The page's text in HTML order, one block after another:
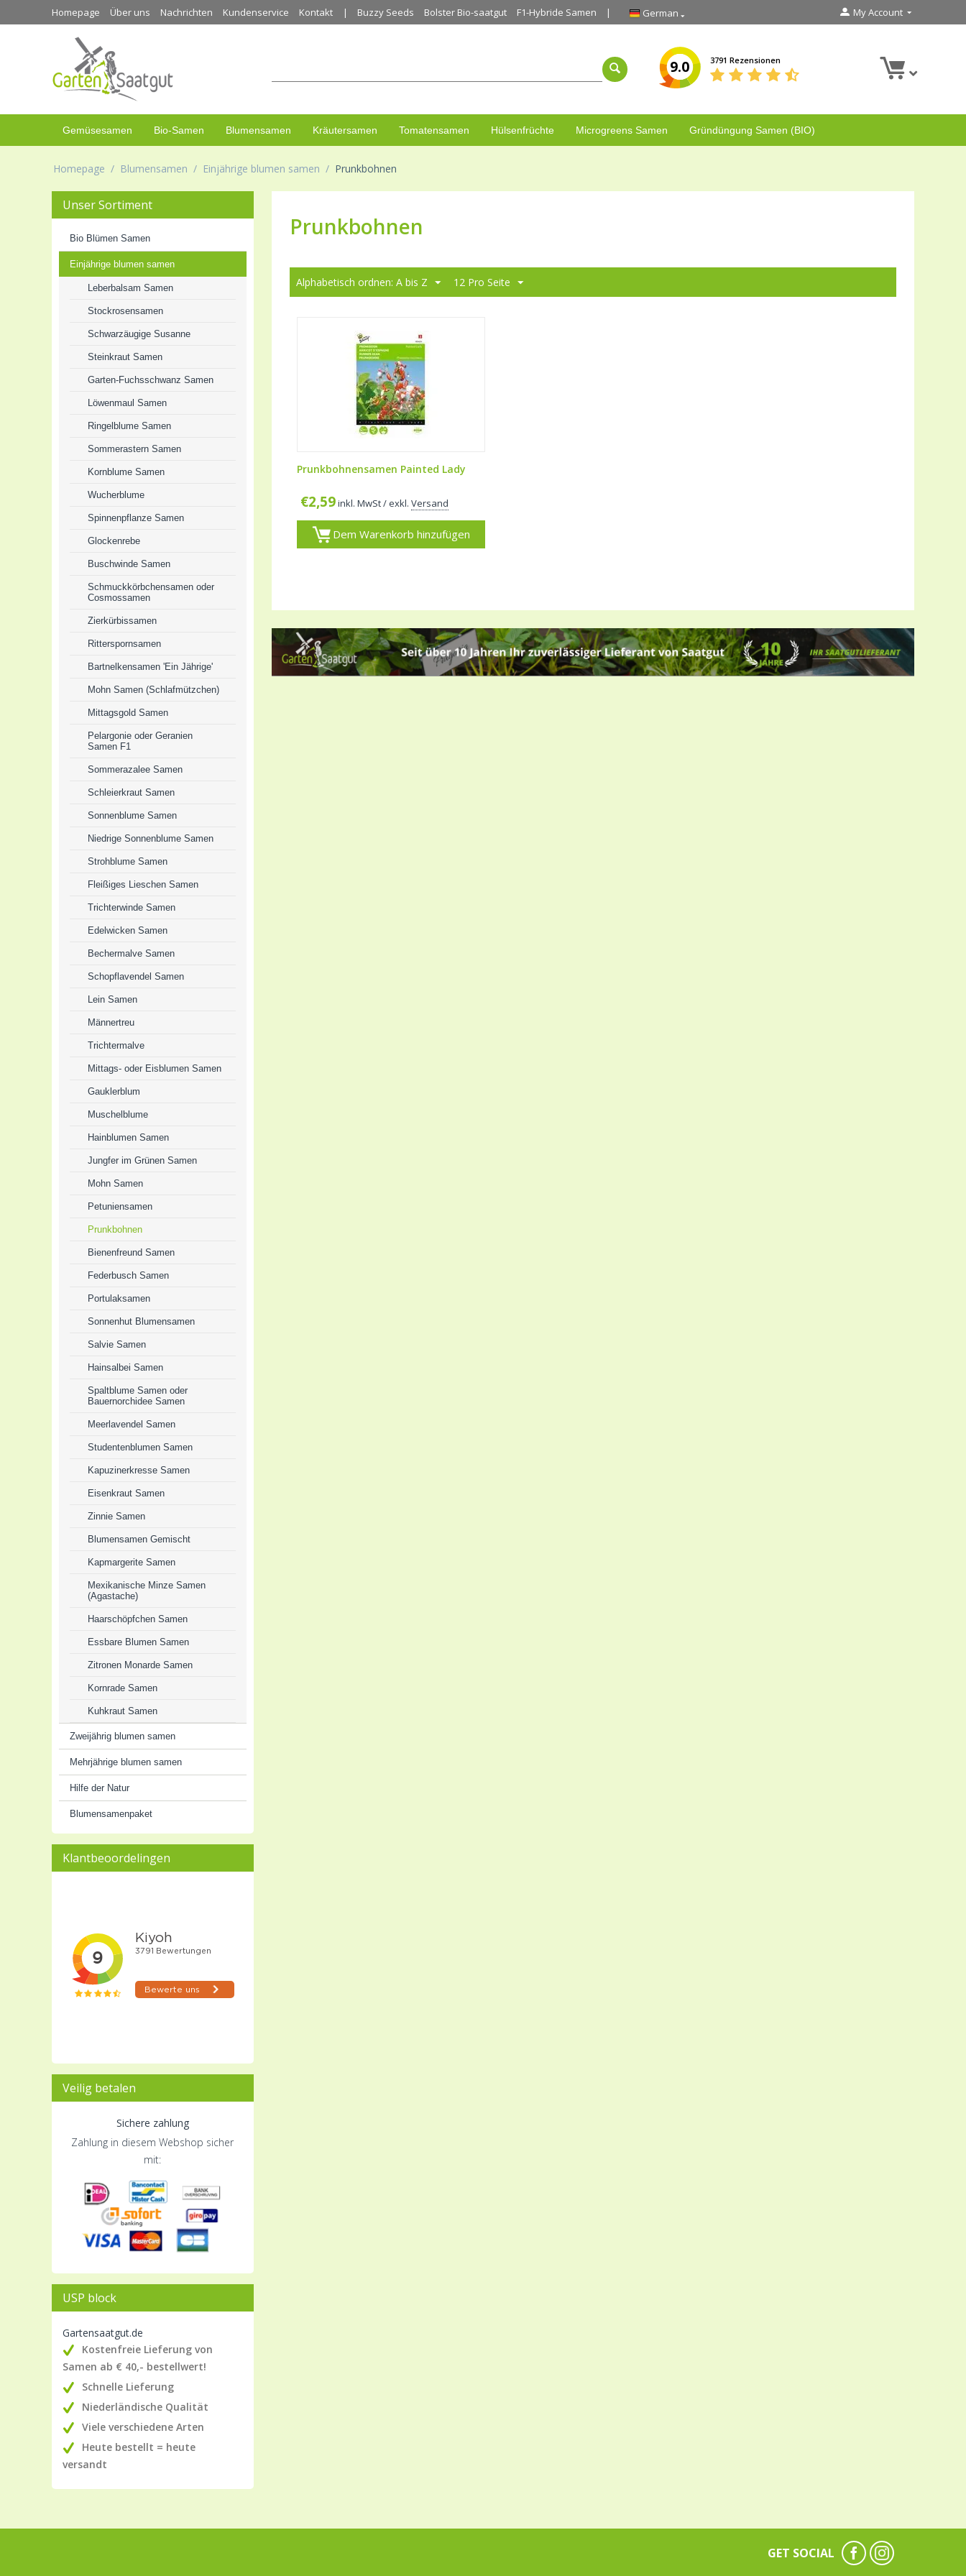
Homepage Über uns Nachrichten Kundenservice Kontakt Buzzy Seeds Bolster Bio-saatgut F1-Hybride Samen German My Account
9.0 3791 Rezensionen
Gemüsesamen Bio-Samen Blumensamen Kräutersamen Tomatensamen Hülsenfrüchte Microgreens Samen Gründüngung Samen (BIO)
Homepage / Blumensamen / Einjährige blumen samen / Prunkbohnen
Unser Sortiment
Bio Blümen Samen
Einjährige blumen samen
Leberbalsam Samen
Stockrosensamen
Schwarzäugige Susanne
Steinkraut Samen
Garten-Fuchsschwanz Samen
Löwenmaul Samen
Ringelblume Samen
Sommerastern Samen
Kornblume Samen
Wucherblume
Spinnenpflanze Samen
Glockenrebe
Buschwinde Samen
Schmuckkörbchensamen oder
Cosmossamen
Zierkürbissamen
Ritterspornsamen
Bartnelkensamen 'Ein Jährige'
Mohn Samen (Schlafmützchen)
Mittagsgold Samen
Pelargonie oder Geranien
Samen F1
Sommerazalee Samen
Schleierkraut Samen
Sonnenblume Samen
Niedrige Sonnenblume Samen
Strohblume Samen
Fleißiges Lieschen Samen
Trichterwinde Samen
Edelwicken Samen
Bechermalve Samen
Schopflavendel Samen
Lein Samen
Männertreu
Trichtermalve
Mittags- oder Eisblumen Samen
Gauklerblum
Muschelblume
Hainblumen Samen
Jungfer im Grünen Samen
Mohn Samen
Petuniensamen
Prunkbohnen
Bienenfreund Samen
Federbusch Samen
Portulaksamen
Sonnenhut Blumensamen
Salvie Samen
Hainsalbei Samen
Spaltblume Samen oder
Bauernorchidee Samen
Meerlavendel Samen
Studentenblumen Samen
Kapuzinerkresse Samen
Eisenkraut Samen
Zinnie Samen
Blumensamen Gemischt
Kapmargerite Samen
Mexikanische Minze Samen
(Agastache)
Haarschöpfchen Samen
Essbare Blumen Samen
Zitronen Monarde Samen
Kornrade Samen
Kuhkraut Samen
Zweijährig blumen samen
Mehrjährige blumen samen
Hilfe der Natur
Blumensamenpaket
Klantbeoordelingen
Veilig betalen
Sichere zahlung
Zahlung in diesem Webshop sicher
mit:
USP block
Gartensaatgut.de
Kostenfreie Lieferung von
Samen ab € 40,- bestellwert!
Schnelle Lieferung
Niederländische Qualität
Viele verschiedene Arten
Heute bestellt = heute
versandt
Prunkbohnen
Alphabetisch ordnen: A bis Z 12 Pro Seite
Prunkbohnensamen Painted Lady
€2,59inkl. MwSt/ exkl.Versand
Dem Warenkorb hinzufügen
GET SOCIAL